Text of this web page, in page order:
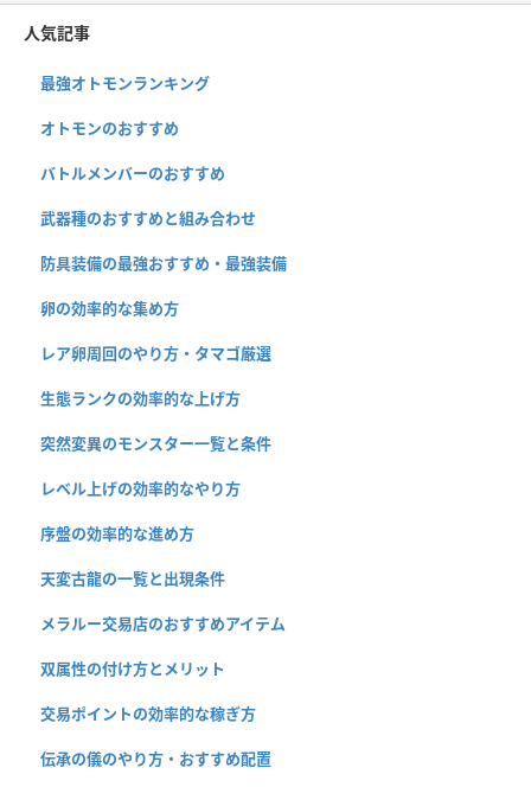
人気記事
最強オトモンランキング
オトモンのおすすめ
バトルメンバーのおすすめ
武器種のおすすめと組み合わせ
防具装備の最強おすすめ・最強装備
卵の効率的な集め方
レア卵周回のやり方・タマゴ厳選
生態ランクの効率的な上げ方
突然変異のモンスター一覧と条件
レベル上げの効率的なやり方
序盤の効率的な進め方
天変古龍の一覧と出現条件
メラルー交易店のおすすめアイテム
双属性の付け方とメリット
交易ポイントの効率的な稼ぎ方
伝承の儀のやり方・おすすめ配置